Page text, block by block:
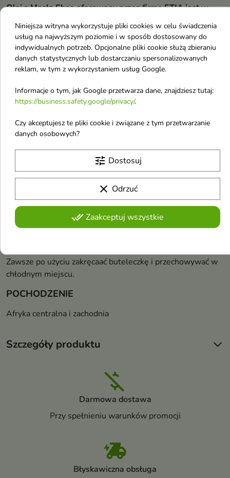
Olej z Masła Shea oferowany przez firmę ETJA jest w
SPOSÓB UŻYCIA
bezpośrednie na skórę
do produkcji kosmetyków w warunkach domowych
dodatek do oliwek w wyspecjalizowanych salonach
kąpiel silnie nawilżająca - jedna łyżka stołowa do wanny
wypełnioną 1/3 wody natłuści, uelastyczni i zregeneruje
pielęgnacja włosów
Zawsze po użyciu zakręcaać buteleczkę i przechowywać w
chłodnym miejscu.
POCHODZENIE
Afryka centralna i zachodnia
Szczegóły produktu
Darmowa dostawa
Przy spełnieniu warunków promocji
Błyskawiczna obsługa
Niniejsza witryna wykorzystuje pliki cookies w celu świadczenia
usług na najwyższym poziomie i w sposób dostosowany do
indywidualnych potrzeb. Opcjonalne pliki cookie służą zbieraniu
danych statystycznych lub dostarczaniu spersonalizowanych
reklam, w tym z wykorzystaniem usług Google.
Informacje o tym, jak Google przetwarza dane, znajdziesz tutaj:
https://business.safety.google/privacy/.
Czy akceptujesz te pliki cookie i związane z tym przetwarzanie
danych osobowych?
tune Dostosuj
clear Odrzuć
done_allZaakceptuj wszystkie